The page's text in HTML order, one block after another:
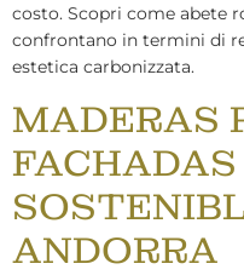
costo. Scopri come abete
confrontano in termini di
estetica carbonizzata.
MADERAS
FACHADAS
ANDORRA